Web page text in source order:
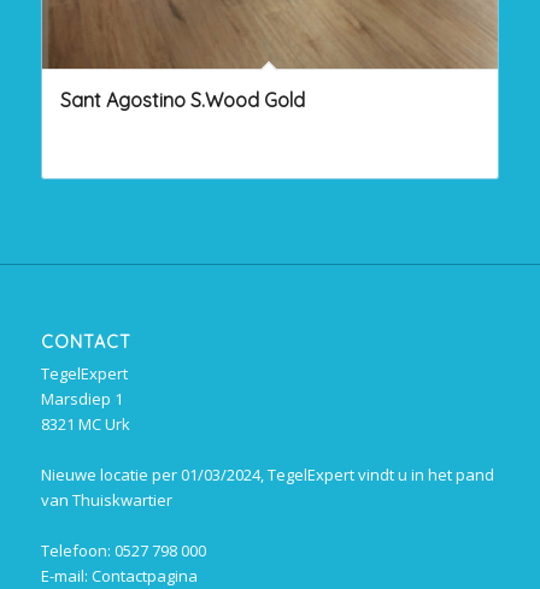
Sant Agostino S.Wood Gold
CONTACT
TegelExpert
Marsdiep 1
8321 MC Urk
Nieuwe locatie per 01/03/2024, TegelExpert vindt u in het pand
van Thuiskwartier
Telefoon: 0527 798 000
E-mail: Contactpagina